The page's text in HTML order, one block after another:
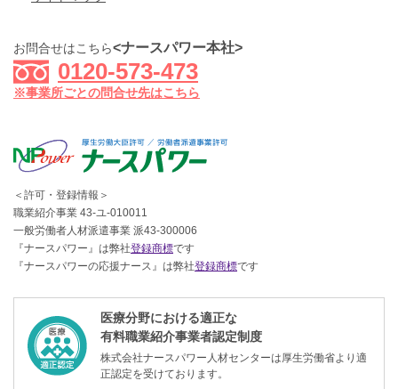
お問合せはこちら<ナースパワー本社>
0120-573-473
※事業所ごとの問合せ先はこちら
＜許可・登録情報＞
職業紹介事業 43-ユ-010011
一般労働者人材派遣事業 派43-300006
『ナースパワー』は弊社登録商標です
『ナースパワーの応援ナース』は弊社登録商標です
医療分野における適正な
有料職業紹介事業者認定制度
株式会社ナースパワー人材センターは厚生労働省より適
正認定を受けております。